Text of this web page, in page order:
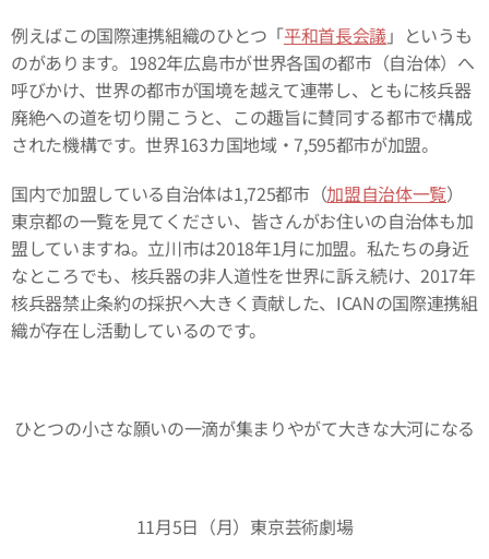
例えばこの国際連携組織のひとつ「平和首長会議」というも
のがあります。1982年広島市が世界各国の都市（自治体）へ
呼びかけ、世界の都市が国境を越えて連帯し、ともに核兵器
廃絶への道を切り開こうと、この趣旨に賛同する都市で構成
された機構です。世界163カ国地域・7,595都市が加盟。
国内で加盟している自治体は1,725都市（加盟自治体一覧）
東京都の一覧を見てください、皆さんがお住いの自治体も加
盟していますね。立川市は2018年1月に加盟。私たちの身近
なところでも、核兵器の非人道性を世界に訴え続け、2017年
核兵器禁止条約の採択へ大きく貢献した、ICANの国際連携組
織が存在し活動しているのです。
ひとつの小さな願いの一滴が集まりやがて大きな大河になる
11月5日（月）東京芸術劇場